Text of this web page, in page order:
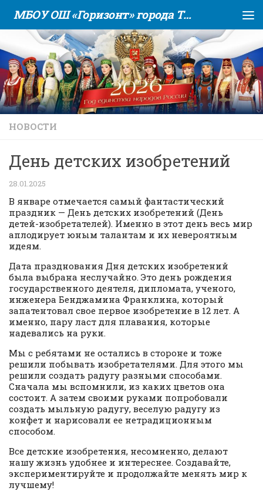
Skip to content МБОУ ОШ «Горизонт» города Тюмени
НОВОСТИ
День детских изобретений
28.01.2025
В январе отмечается самый фантастический
праздник — День детских изобретений (День
детей-изобретателей). Именно в этот день весь мир
аплодирует юным талантам и их невероятным
идеям.
Дата празднования Дня детских изобретений
была выбрана неслучайно. Это день рождения
государственного деятеля, дипломата, ученого,
инженера Бенджамина Франклина, который
запатентовал свое первое изобретение в 12 лет. А
именно, пару ласт для плавания, которые
надевались на руки.
Мы с ребятами не остались в стороне и тоже
решили побывать изобретателями. Для этого мы
решили создать радугу разными способами.
Сначала мы вспомнили, из каких цветов она
состоит. А затем своими руками попробовали
создать мыльную радугу, веселую радугу из
конфет и нарисовали ее нетрадиционным
способом.
Все детские изобретения, несомненно, делают
нашу жизнь удобнее и интереснее. Создавайте,
экспериментируйте и продолжайте менять мир к
лучшему!